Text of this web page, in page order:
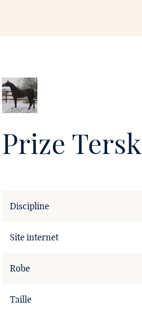
•
Prize Tersk
Discipline
Site internet
Robe
Taille